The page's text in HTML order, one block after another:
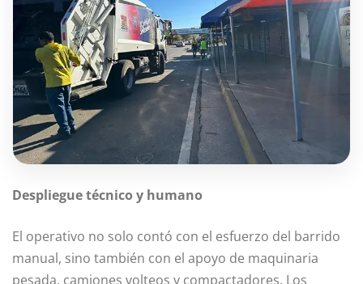
Despliegue técnico y humano
El operativo no solo contó con el esfuerzo del barrido
manual, sino también con el apoyo de maquinaria
pesada, camiones volteos y compactadores. Los